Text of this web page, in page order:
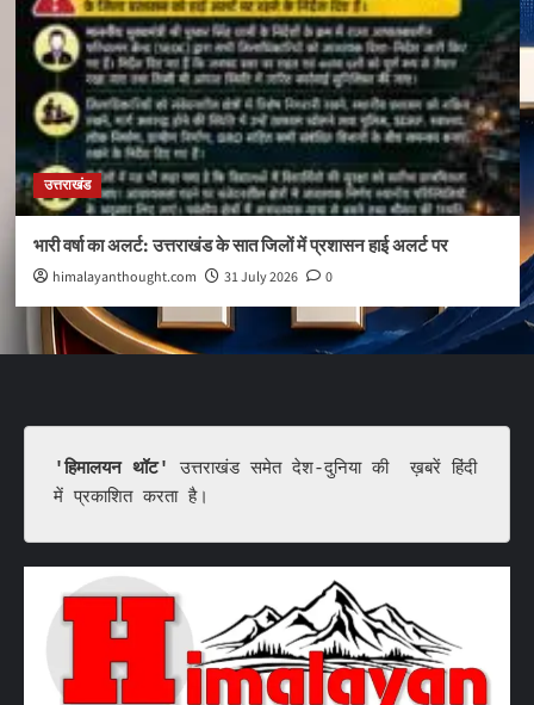
उत्तराखंड
भारी वर्षा का अलर्ट: उत्तराखंड के सात जिलों में प्रशासन हाई अलर्ट पर
himalayanthought.com 31 July 2026 0
'हिमालयन थॉट'
उत्तराखंड समेत देश-दुनिया की  ख़बरें हिंदी
में प्रकाशित करता है।